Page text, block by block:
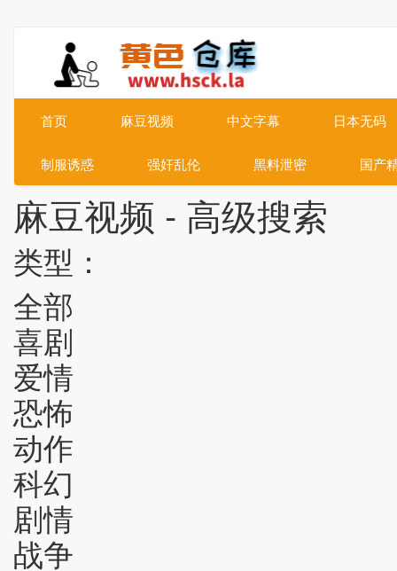
首页 麻豆视频 中文字幕 日本无码
制服诱惑 强奸乱伦 黑料泄密 国产
麻豆视频 - 高级搜索
类型：
全部
喜剧
爱情
恐怖
动作
科幻
剧情
战争